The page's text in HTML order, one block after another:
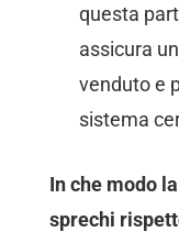
questa
assicura
venduto e
sistema
In che modo
sprechi